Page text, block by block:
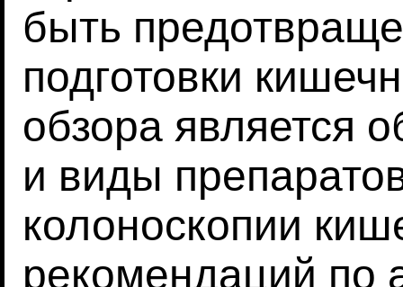
быть
подготовки
обзора является
и виды
колоноскопии
рекомендаций по